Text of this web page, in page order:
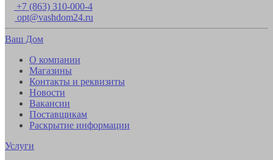
+7 (863) 310-000-4
opt@vashdom24.ru
Ваш Дом
О компании
Магазины
Контакты и реквизиты
Новости
Вакансии
Поставщикам
Раскрытие информации
Услуги